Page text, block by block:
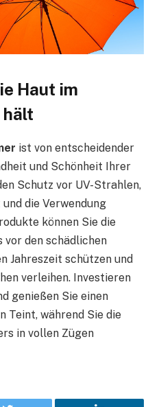
Haut im
hält
ist von entscheidender
und Schönheit Ihrer
Schutz vor UV-Strahlen,
die Verwendung
können Sie die
den schädlichen
Jahreszeit schützen und
verleihen. Investieren
genießen Sie einen
Teint, während Sie die
in vollen Zügen